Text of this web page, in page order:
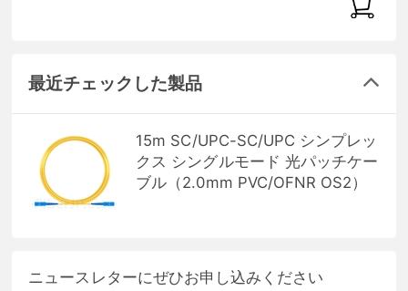
最近チェックした製品
15m SC/UPC-SC/UPC シンプレッ
クス シングルモード 光パッチケー
ブル（2.0mm PVC/OFNR OS2）
ニュースレターにぜひお申し込みください